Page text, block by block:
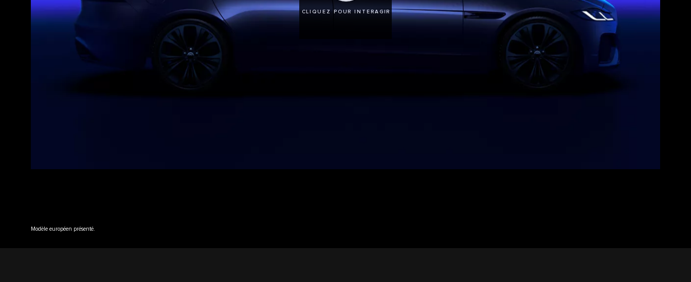
CLIQUEZ POUR INTERAGIR
Modèle européen présenté.